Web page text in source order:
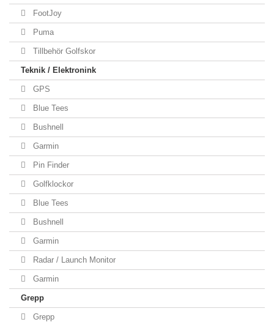
FootJoy
Puma
Tillbehör Golfskor
Teknik / Elektronink
GPS
Blue Tees
Bushnell
Garmin
Pin Finder
Golfklockor
Blue Tees
Bushnell
Garmin
Radar / Launch Monitor
Garmin
Grepp
Grepp